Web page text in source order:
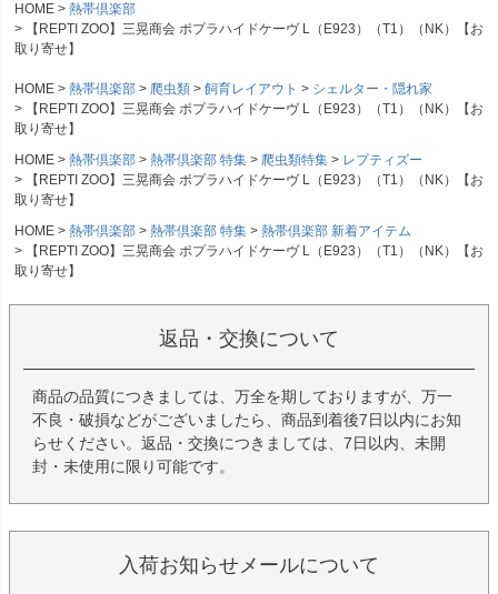
HOME
熱帯倶楽部
【REPTI ZOO】三晃商会 ポプラハイドケーヴ L（E923）（T1）（NK）【お
取り寄せ】
HOME 熱帯倶楽部 爬虫類 飼育レイアウト
シェルター・隠れ家
【REPTI ZOO】三晃商会 ポプラハイドケーヴ L（E923）（T1）（NK）【お
取り寄せ】
HOME
熱帯倶楽部 熱帯倶楽部 特集 爬虫類特集
レプティズー
【REPTI ZOO】三晃商会 ポプラハイドケーヴ L（E923）（T1）（NK）【お
取り寄せ】
HOME
熱帯倶楽部 熱帯倶楽部 特集
熱帯倶楽部 新着アイテム
【REPTI ZOO】三晃商会 ポプラハイドケーヴ L（E923）（T1）（NK）【お
取り寄せ】
返品・交換について
商品の品質につきましては、万全を期しておりますが、万一
不良・破損などがございましたら、商品到着後7日以内にお知
らせください。返品・交換につきましては、7日以内、未開
封・未使用に限り可能です。
入荷お知らせメールについて